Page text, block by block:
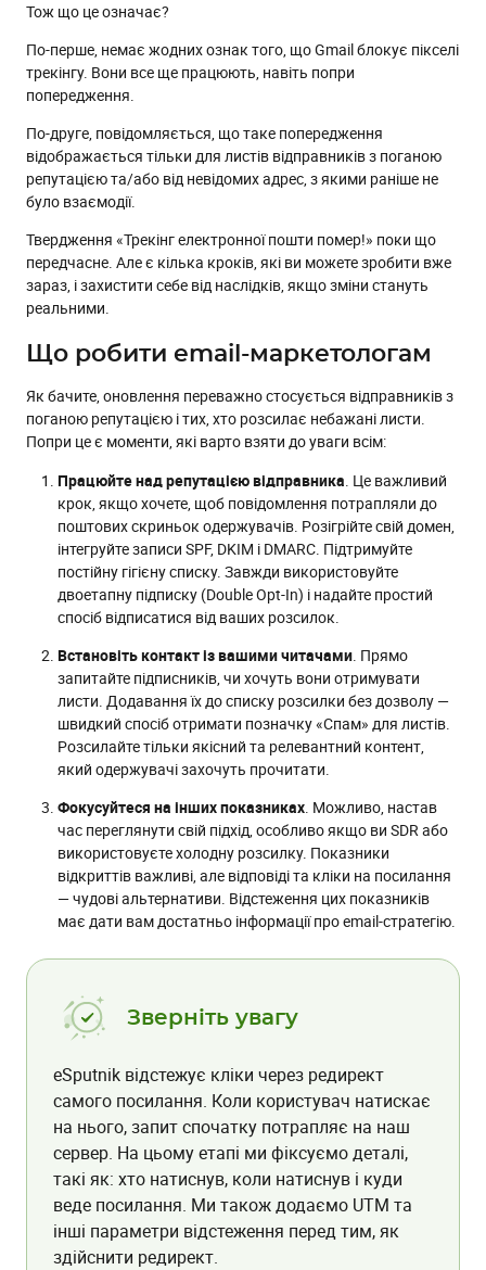
Тож що це означає?
По-перше, немає жодних ознак того, що Gmail блокує пікселі
трекінгу. Вони все ще працюють, навіть попри
попередження.
По-друге, повідомляється, що таке попередження
відображається тільки для листів відправників з поганою
репутацією та/або від невідомих адрес, з якими раніше не
було взаємодії.
Твердження «Трекінг електронної пошти помер!» поки що
передчасне. Але є кілька кроків, які ви можете зробити вже
зараз, і захистити себе від наслідків, якщо зміни стануть
реальними.
Що робити email-маркетологам
Як бачите, оновлення переважно стосується відправників з
поганою репутацією і тих, хто розсилає небажані листи.
Попри це є моменти, які варто взяти до уваги всім:
Працюйте над репутацією відправника. Це важливий
крок, якщо хочете, щоб повідомлення потрапляли до
поштових скриньок одержувачів. Розігрійте свій домен,
інтегруйте записи SPF, DKIM і DMARC. Підтримуйте
постійну гігієну списку. Завжди використовуйте
двоетапну підписку (Double Opt-In) і надайте простий
спосіб відписатися від ваших розсилок.
Встановіть контакт із вашими читачами. Прямо
запитайте підписників, чи хочуть вони отримувати
листи. Додавання їх до списку розсилки без дозволу —
швидкий спосіб отримати позначку «Спам» для листів.
Розсилайте тільки якісний та релевантний контент,
який одержувачі захочуть прочитати.
Фокусуйтеся на інших показниках. Можливо, настав
час переглянути свій підхід, особливо якщо ви SDR або
використовуєте холодну розсилку. Показники
відкриттів важливі, але відповіді та кліки на посилання
— чудові альтернативи. Відстеження цих показників
має дати вам достатньо інформації про email-стратегію.
Зверніть увагу
eSputnik відстежує кліки через редирект
самого посилання. Коли користувач натискає
на нього, запит спочатку потрапляє на наш
сервер. На цьому етапі ми фіксуємо деталі,
такі як: хто натиснув, коли натиснув і куди
веде посилання. Ми також додаємо UTM та
інші параметри відстеження перед тим, як
здійснити редирект.